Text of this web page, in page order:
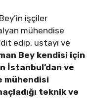
işçiler
mühendise
edip, ustayı ve
Bey kendisi için
İstanbul’dan ve
mühendisi
teknik ve